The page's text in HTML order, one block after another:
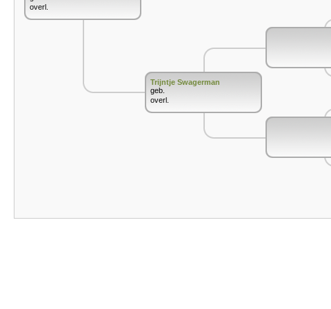
overl.
Trijntje Swagerman
geb.
overl.